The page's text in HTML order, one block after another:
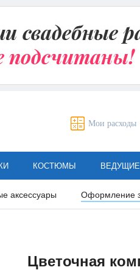
Мои расходы
КОСТЮМЫ ВЕДУЩИЕ
аксессуары Оформление
Цветочная